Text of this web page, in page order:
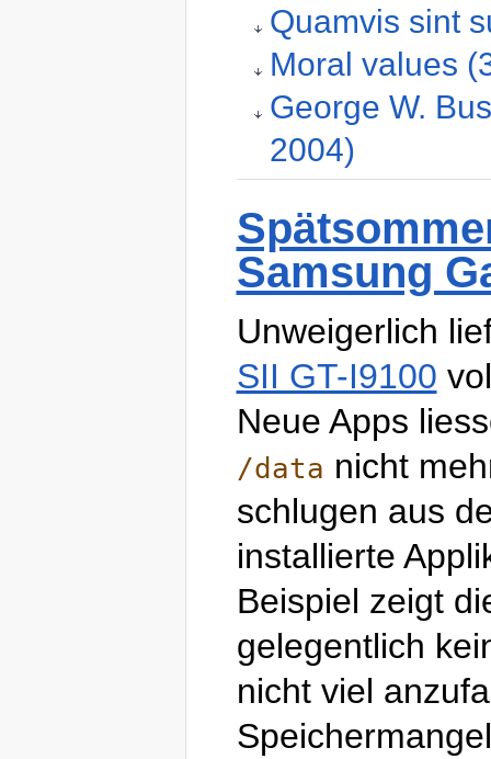
Quamvis sint
Moral values
George W.
2004)
Samsung
Unweigerlich
SII GT-I9100
Neue Apps
/data nicht
schlugen aus
installierte
Beispiel zeigt
gelegentlich
nicht viel